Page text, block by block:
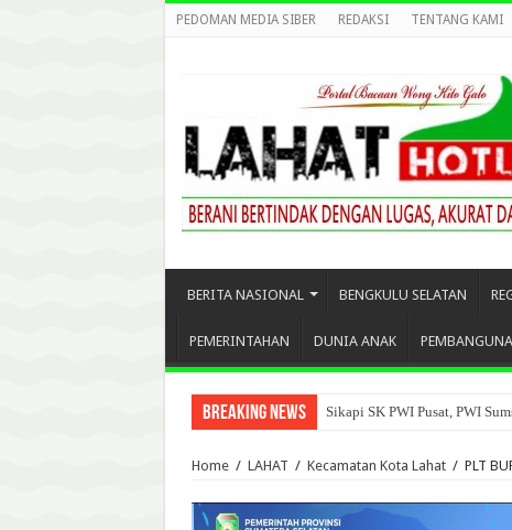
PEDOMAN MEDIA SIBER REDAKSI TENTANG KAMI
BERITA NASIONAL BENGKULU SELATAN
PEMERINTAHAN DUNIA ANAK
Breaking News Sikapi SK PWI Pusat, PWI
Home / LAHAT / Kecamatan Kota Lahat / PLT